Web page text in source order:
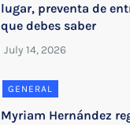
lugar, preventa de
que debes saber
GENERAL
Myriam Hernández